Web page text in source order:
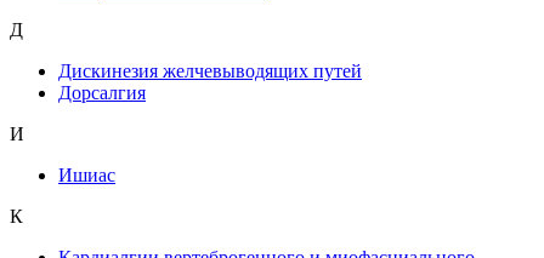
Д
Дискинезия желчевыводящих путей
Дорсалгия
И
Ишиас
К